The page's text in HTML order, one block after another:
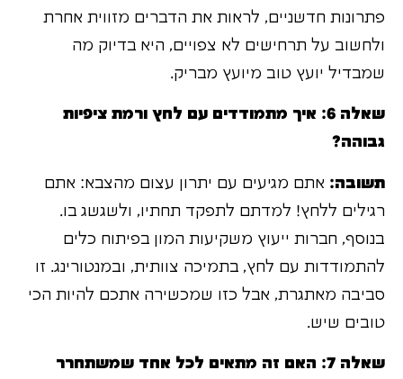
פתרונות חדשניים, לראות את הדברים מזווית אחרת
ולחשוב על תרחישים לא צפויים, היא בדיוק מה
שמבדיל יועץ טוב מיועץ מבריק.
שאלה 6: איך מתמודדים עם לחץ ורמת ציפיות
גבוהה?
תשובה: אתם מגיעים עם יתרון עצום מהצבא: אתם
רגילים ללחץ! למדתם לתפקד תחתיו, ולשגשג בו.
בנוסף, חברות ייעוץ משקיעות המון בפיתוח כלים
להתמודדות עם לחץ, בתמיכה צוותית, ובמנטורינג. זו
סביבה מאתגרת, אבל כזו שמכשירה אתכם להיות הכי
טובים שיש.
שאלה 7: האם זה מתאים לכל אחד שמשתחרר